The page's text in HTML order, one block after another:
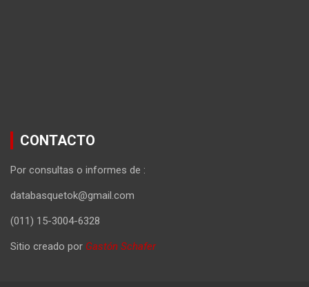
CONTACTO
Por consultas o informes de :
databasquetok@gmail.com
(011) 15-3004-6328
Sitio creado por Gastón Schafer